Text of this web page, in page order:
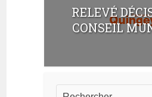
RELEVÉ
CONSEIL